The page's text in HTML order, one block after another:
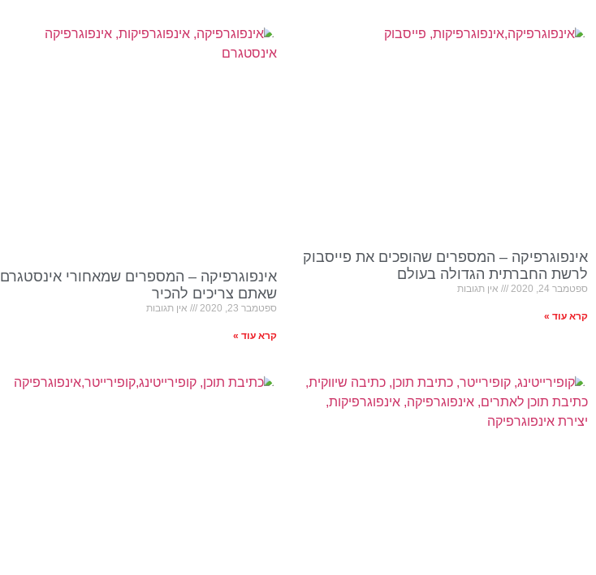
אינפוגרפיקה – המספרים שהופכים את פייסבוק
לרשת החברתית הגדולה בעולם
ספטמבר 24, 2020 אין תגובות
קרא עוד »
אינפוגרפיקה – המספרים שמאחורי אינסטגרם
שאתם צריכים להכיר
ספטמבר 23, 2020 אין תגובות
קרא עוד »